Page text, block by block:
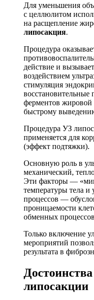
Для уменьшения
с целлюлитом
на расщепление
липосакция.
Процедура
действие и
воздействием
стимуляция
восстановительные
ферментов жировой
быстрому
Процедура УЗ
применяется для
(эффект подтяжки).
Основную роль в
механический,
Эти факторы —
температуры тела и
процессов —
проницаемости
обменных
Только включение
мероприятий
результата в
липосакции